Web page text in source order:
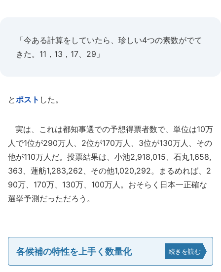
「今ある計算をしていたら、珍しい4つの素数がでて
きた。11，13，17、29」
とポスト した。
実は、これは都知事選での予想得票者数で、単位は10万
人で1位が290万人、2位が170万人、3位が130万人、その
他が110万人だ。投票結果は、小池2,918,015、石丸1,658,
363、蓮舫1,283,262、その他1,020,292。まるめれば、2
90万、170万、130万、100万人。おそらく日本一正確な
選挙予測だっただろう。
各候補の特性を上手く数量化 続きを読む